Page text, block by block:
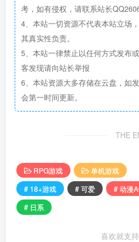
考，如有侵权，请联系站长
4、本站一切资源不代表本站立场
其真实性负责。
5、本站一律禁止以任何方式发布
客发现请向站长举报
6、本站资源大多存储在云盘，如
会第一时间更新。
THE
RPG游戏
单机游戏
# 18+游戏
# 可爱 # 动漫
# 日系
喜欢就支